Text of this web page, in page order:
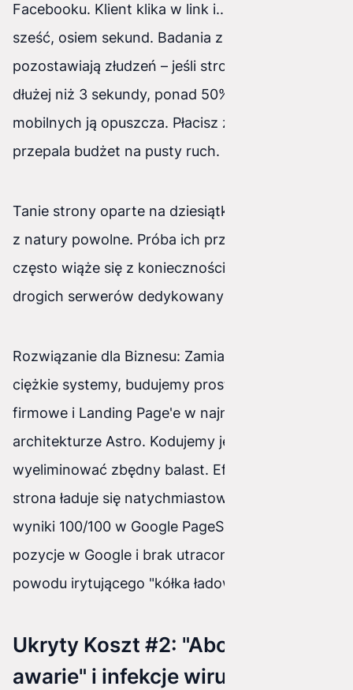
Facebooku. Klient klika w link i... czeka. Pięć,
sześć, osiem sekund. Badania z 2026 roku nie
pozostawiają złudzeń – jeśli strona ładuje się
dłużej niż 3 sekundy, ponad 50% użytkowników
mobilnych ją opuszcza. Płacisz za reklamę, która
przepala budżet na pusty ruch.
Tanie strony oparte na dziesiątkach wtyczek są
z natury powolne. Próba ich przyspieszenia
często wiąże się z koniecznością opłacania
drogich serwerów dedykowanych.
Rozwiązanie dla Biznesu: Zamiast reanimować
ciężkie systemy, budujemy proste strony
firmowe i Landing Page'e w najnowocześniejszej
architekturze Astro. Kodujemy je tak, by
wyeliminować zbędny balast. Efekt? Twoja
strona ładuje się natychmiastowo, osiągając
wyniki 100/100 w Google PageSpeed. Wyższe
pozycje w Google i brak utraconych klientów z
powodu irytującego "kółka ładowania".
Ukryty Koszt #2: "Abonament na
awarie" i infekcje wirusowe